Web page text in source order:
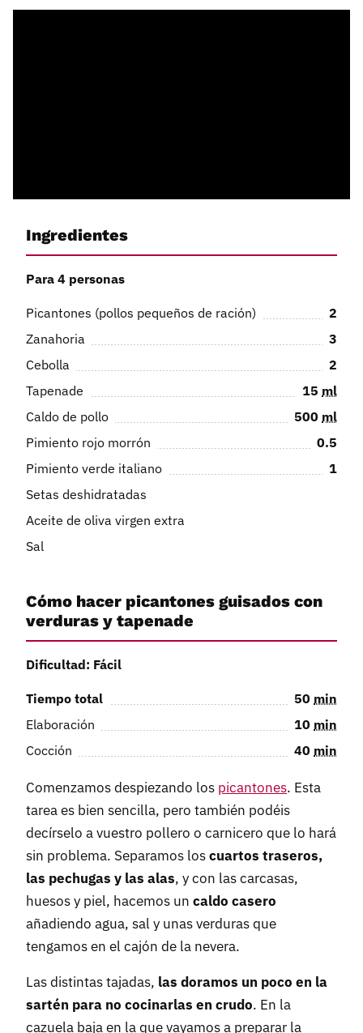
Ingredientes
Para 4 personas
Picantones (pollos pequeños de ración)
2
Zanahoria
3
Cebolla
2
Tapenade
15 ml
Caldo de pollo
500 ml
Pimiento rojo morrón
0.5
Pimiento verde italiano
1
Setas deshidratadas
Aceite de oliva virgen extra
Sal
Cómo hacer picantones guisados con
verduras y tapenade
Dificultad: Fácil
Tiempo total 50 min
Elaboración
10 min
Cocción
40 min
Comenzamos despiezando los picantones. Esta
tarea es bien sencilla, pero también podéis
decírselo a vuestro pollero o carnicero que lo hará
sin problema. Separamos loscuartos traseros,
las pechugas y las alas, y con las carcasas,
huesos y piel, hacemos un caldo casero
añadiendo agua, sal y unas verduras que
tengamos en el cajón de la nevera.
Las distintas tajadas, las doramos un poco en la
sartén para no cocinarlas en crudo. En la
cazuela baja en la que vayamos a preparar la